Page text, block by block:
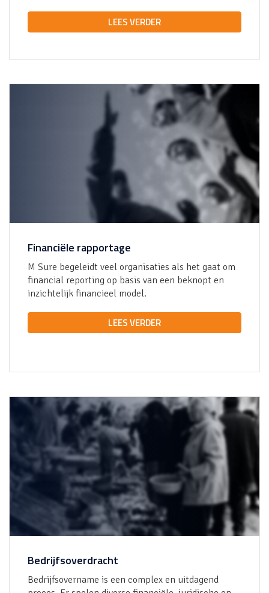
LEES VERDER
Financiële rapportage
M Sure begeleidt veel organisaties als het gaat om
financial reporting op basis van een beknopt en
inzichtelijk financieel model.
LEES VERDER
Bedrijfsoverdracht
Bedrijfsovername is een complex en uitdagend